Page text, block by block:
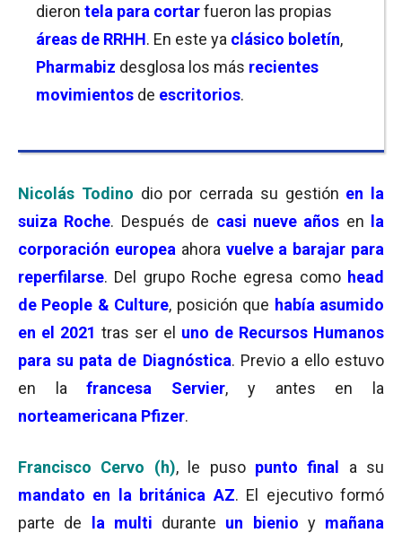
dieron tela para cortarfueron las propias
áreas de RRHH. En este ya clásico boletín,
Pharmabiz desglosa los más recientes
movimientos de escritorios.
Nicolás Todino dio por cerrada su gestión en la
suiza Roche. Después de casi nueve años en la
corporación europea ahora vuelve a barajar para
reperfilarse. Del grupo Roche egresa como head
de People & Culture, posición que había asumido
en el 2021 tras ser el uno de Recursos Humanos
para su pata de Diagnóstica. Previo a ello estuvo
en lafrancesa Servier, y antes en la
norteamericana Pfizer.
Francisco Cervo (h), le puso punto final a su
mandato en la británica AZ. El ejecutivo formó
parte de la multi durante un bienio y mañana